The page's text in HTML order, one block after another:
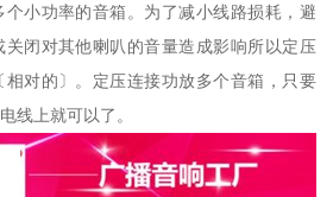
小功率的音箱。为了减小线路损耗，避
闭对其他喇叭的音量造成影响所以定压
对的〕。定压连接功放多个音箱，只要
线上就可以了。